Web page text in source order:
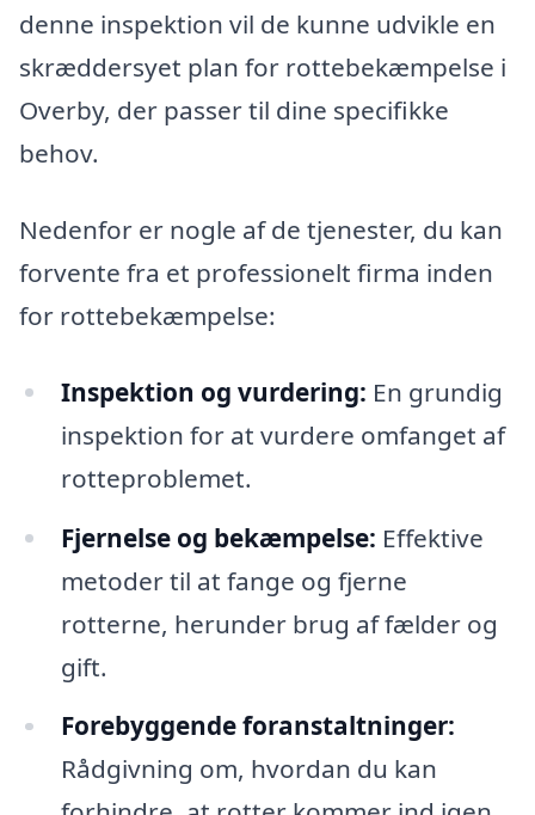
denne inspektion vil de kunne udvikle en
skræddersyet plan for rottebekæmpelse i
Overby, der passer til dine specifikke
behov.
Nedenfor er nogle af de tjenester, du kan
forvente fra et professionelt firma inden
for rottebekæmpelse:
Inspektion og vurdering: En grundig
inspektion for at vurdere omfanget af
rotteproblemet.
Fjernelse og bekæmpelse: Effektive
metoder til at fange og fjerne
rotterne, herunder brug af fælder og
gift.
Forebyggende foranstaltninger:
Rådgivning om, hvordan du kan